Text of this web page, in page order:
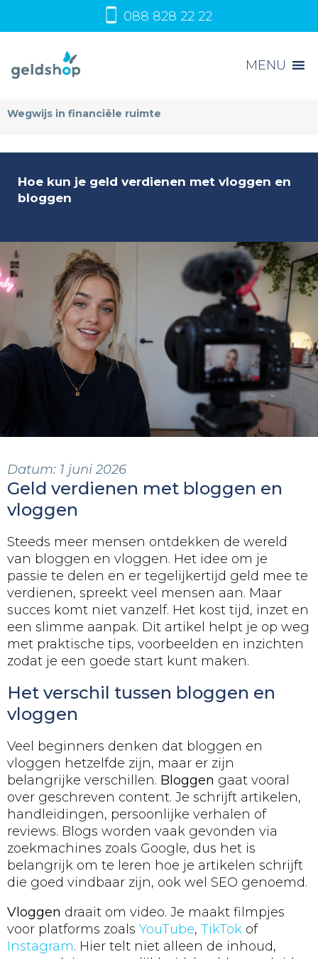
088 828 22 22
MENU
Wegwijs in financiële ruimte
Hoe kun je geld verdienen met vloggen en
bloggen
Datum: 1 juni 2026
Geld verdienen met bloggen en
vloggen
Steeds meer mensen ontdekken de wereld
van bloggen en vloggen. Het idee om je
passie te delen en er tegelijkertijd geld mee te
verdienen, spreekt veel mensen aan. Maar
succes komt niet vanzelf. Het kost tijd, inzet en
een slimme aanpak. Dit artikel helpt je op weg
met praktische tips, voorbeelden en inzichten
zodat je een goede start kunt maken.
Het verschil tussen bloggen en
vloggen
Veel beginners denken dat bloggen en
vloggen hetzelfde zijn, maar er zijn
belangrijke verschillen. Bloggen gaat vooral
over geschreven content. Je schrijft artikelen,
handleidingen, persoonlijke verhalen of
reviews. Blogs worden vaak gevonden via
zoekmachines zoals Google, dus het is
belangrijk om te leren hoe je artikelen schrijft
die goed vindbaar zijn, ook wel SEO genoemd.
Vloggen draait om video. Je maakt filmpjes
voor platforms zoals YouTube, TikTok of
Instagram. Hier telt niet alleen de inhoud,